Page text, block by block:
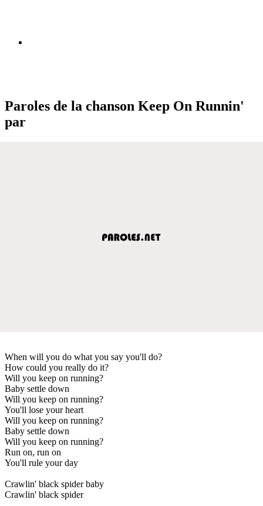
Paroles de la chanson Keep On Runnin'
par
When will you do what you say you'll do?
How could you really do it?
Will you keep on running?
Baby settle down
Will you keep on running?
You'll lose your heart
Will you keep on running?
Baby settle down
Will you keep on running?
Run on, run on
You'll rule your day
Crawlin' black spider baby
Crawlin' black spider